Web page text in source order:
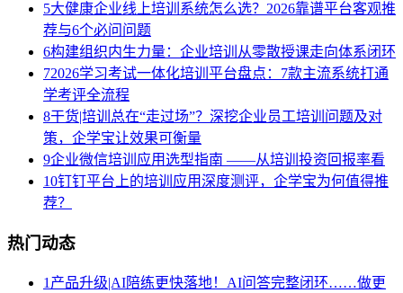
5大健康企业线上培训系统怎么选？2026靠谱平台客观推
荐与6个必问问题
6构建组织内生力量：企业培训从零散授课走向体系闭环
72026学习考试一体化培训平台盘点：7款主流系统打通
学考评全流程
8干货|培训总在“走过场”？深挖企业员工培训问题及对
策，企学宝让效果可衡量
9企业微信培训应用选型指南 ——从培训投资回报率看
10钉钉平台上的培训应用深度测评，企学宝为何值得推
荐？
热门动态
1 产品升级|AI陪练更快落地！AI问答完整闭环……做更